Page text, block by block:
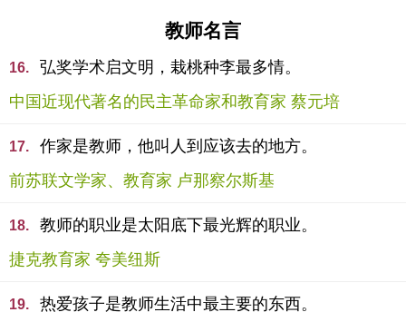
教师名言
16.
弘奖学术启文明，栽桃种李最多情。
中国近现代著名的民主革命家和教育家 蔡元培
17.
作家是教师，他叫人到应该去的地方。
前苏联文学家、教育家 卢那察尔斯基
18.
教师的职业是太阳底下最光辉的职业。
捷克教育家 夸美纽斯
19.
热爱孩子是教师生活中最主要的东西。